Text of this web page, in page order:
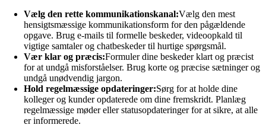
Vælg den rette kommunikationskanal:Vælg den mest
hensigtsmæssige kommunikationsform for den pågældende
opgave. Brug e-mails til formelle beskeder, videoopkald til
vigtige samtaler og chatbeskeder til hurtige spørgsmål.
Vær klar og præcis:Formuler dine beskeder klart og præcist
for at undgå misforståelser. Brug korte og præcise sætninger og
undgå unødvendig jargon.
Hold regelmæssige opdateringer:Sørg for at holde dine
kolleger og kunder opdaterede om dine fremskridt. Planlæg
regelmæssige møder eller statusopdateringer for at sikre, at alle
er informerede.